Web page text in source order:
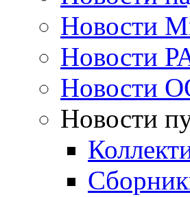
Новости
Новости
Новости
Новости